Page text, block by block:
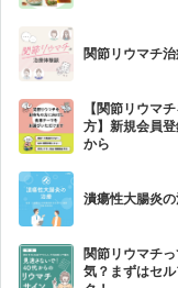
関節リウマチ
【関節リウマ
方】新規会員
から
潰瘍性大腸炎
関節リウマチ
気？まずはセ